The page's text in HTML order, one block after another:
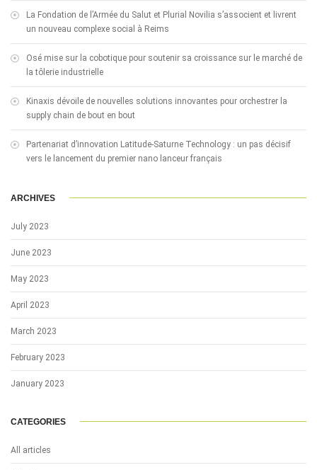
La Fondation de l’Armée du Salut et Plurial Novilia s’associent et livrent
un nouveau complexe social à Reims
Osé mise sur la cobotique pour soutenir sa croissance sur le marché de
la tôlerie industrielle
Kinaxis dévoile de nouvelles solutions innovantes pour orchestrer la
supply chain de bout en bout
Partenariat d’innovation Latitude-Saturne Technology : un pas décisif
vers le lancement du premier nano lanceur français
ARCHIVES
July 2023
June 2023
May 2023
April 2023
March 2023
February 2023
January 2023
CATEGORIES
All articles